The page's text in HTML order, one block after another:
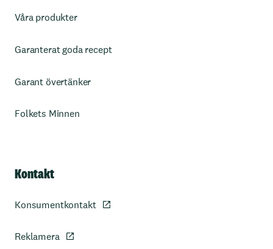
Våra produkter
Garanterat goda recept
Garant övertänker
Folkets Minnen
Kontakt
Konsumentkontakt
Reklamera